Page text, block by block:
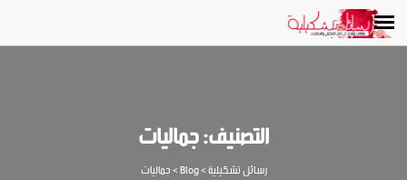
التصنيف:جماليات
رسائل تشكيلية>
Blog
>جماليات